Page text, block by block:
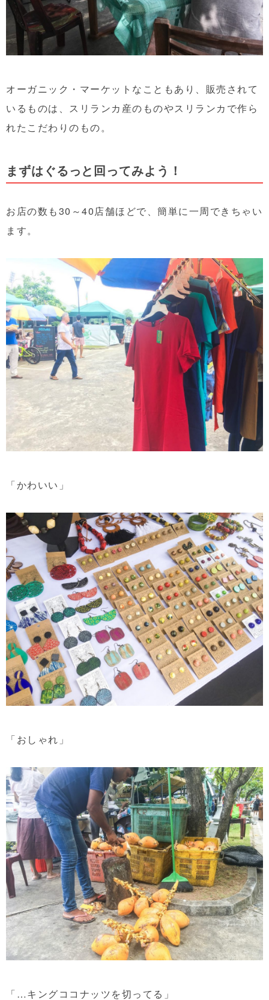
オーガニック・マーケットなこともあり、販売されて
いるものは、スリランカ産のものやスリランカで作ら
れたこだわりのもの。
まずはぐるっと回ってみよう！
お店の数も30～40店舗ほどで、簡単に一周できちゃい
ます。
「かわいい」
「おしゃれ」
「…キングココナッツを切ってる」